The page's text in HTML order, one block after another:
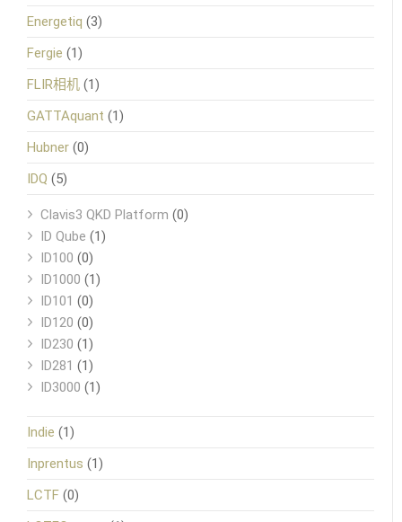
Energetiq (3)
Fergie (1)
FLIR相机 (1)
GATTAquant (1)
Hubner (0)
IDQ (5)
Clavis3 QKD Platform (0)
ID Qube (1)
ID100 (0)
ID1000 (1)
ID101 (0)
ID120 (0)
ID230 (1)
ID281 (1)
ID3000 (1)
Indie (1)
Inprentus (1)
LCTF (0)